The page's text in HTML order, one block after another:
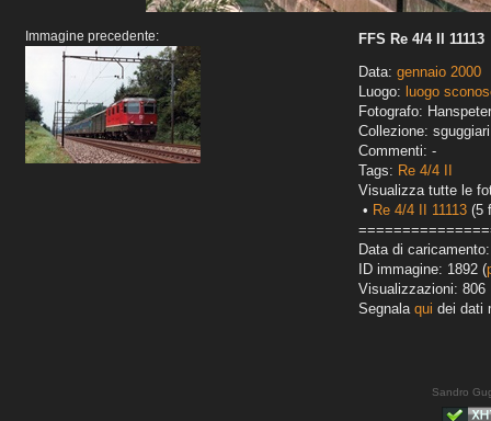
Immagine precedente:
FFS Re 4/4 II 11113
Data: gennaio 2000
Luogo: luogo
Fotografo:
Collezione:
Commenti: -
Tags: Re 4/4 II
Visualizza tutte le
• Re 4/4 II 11113 (5
Data di
ID immagine: 1892 (
Visualizzazioni: 806
Segnala qui dei dati
Sandro